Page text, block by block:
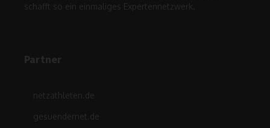
schafft so ein einmaliges Expertennetzwerk.
Partner
netzathleten.de
gesuendernet.de